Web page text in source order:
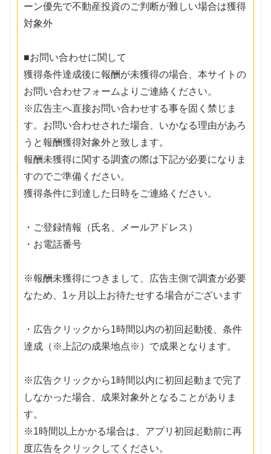
ーン優先で不動産投資のご判断が難しい場合は獲得
対象外
■お問い合わせに関して
獲得条件達成後に報酬が未獲得の場合、本サイトの
お問い合わせフォームよりご連絡ください。
※広告主へ直接お問い合わせする事を固く禁じま
す。お問い合わせされた場合、いかなる理由があろ
うと報酬獲得対象外と致します。
報酬未獲得に関する調査の際は下記が必要になりま
すのでご準備ください。
獲得条件に到達した日時をご連絡ください。
・ご登録情報（氏名、メールアドレス）
・お電話番号
※報酬未獲得につきまして、広告主側で調査が必要
なため、1ヶ月以上お待たせする場合がございます
・広告クリックから1時間以内の初回起動後、条件
達成（※上記の成果地点※）で成果となります。
※広告クリックから1時間以内に初回起動まで完了
しなかった場合、成果対象外となることがありま
す。
※1時間以上かかる場合は、アプリ初回起動前に再
度広告をクリックしてください。